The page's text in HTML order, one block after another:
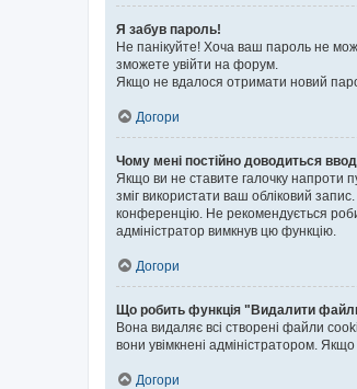
Я забув пароль!
Не панікуйте! Хоча ваш пароль не
зможете увійти на форум.
Якщо не вдалося отримати новий
Догори
Чому мені постійно доводиться
Якщо ви не ставите галочку напроти
зміг використати ваш обліковий
конференцію. Не рекомендується
адміністратор вимкнув цю функцію.
Догори
Що робить функція "Видалити
Вона видаляє всі створені файли
вони увімкнені адміністратором.
Догори